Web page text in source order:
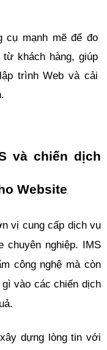
cụ mạnh mẽ để đo
khách hàng, giúp
trình Web và cải
và chiến dịch
Website
vị cung cấp dịch vụ
chuyên nghiệp. IMS
công nghệ mà còn
vào các chiến dịch
dựng lòng tin với